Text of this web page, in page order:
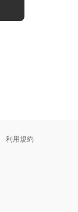
利用規約